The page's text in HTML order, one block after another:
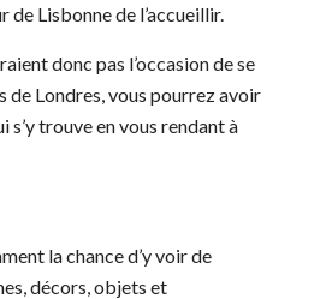
de Lisbonne de l’accueillir.
donc pas l’occasion de se
de Londres, vous pourrez avoir
s’y trouve en vous rendant à
la chance d’y voir de
décors, objets et